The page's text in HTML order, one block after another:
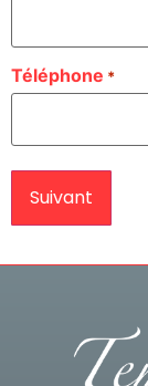
Téléphone *